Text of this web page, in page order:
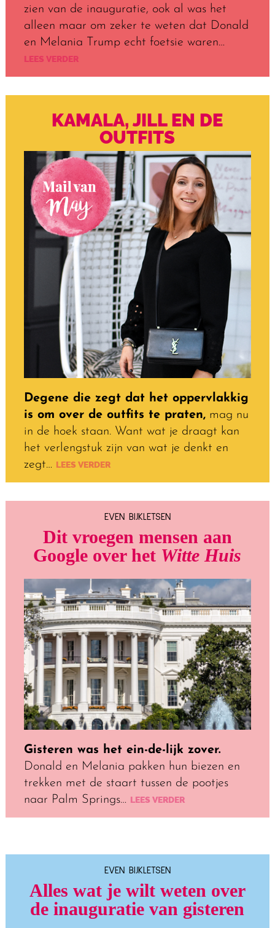
zien van de inauguratie, ook al was het
alleen maar om zeker te weten dat Donald
en Melania Trump echt foetsie waren…
LEES VERDER
KAMALA, JILL EN DE
OUTFITS
Degene die zegt dat het oppervlakkig
is om over de outfits te praten,mag nu
in de hoek staan. Want wat je draagt kan
het verlengstuk zijn van wat je denkt en
zegt… LEES VERDER
EVEN BIJKLETSEN
Dit vroegen mensen aan
Google over het Witte Huis
Gisteren was het ein-de-lijk zover.
Donald en Melania pakken hun biezen en
trekken met de staart tussen de pootjes
naar Palm Springs… LEES VERDER
EVEN BIJKLETSEN
Alles wat je wilt weten over
de inauguratie van gisteren